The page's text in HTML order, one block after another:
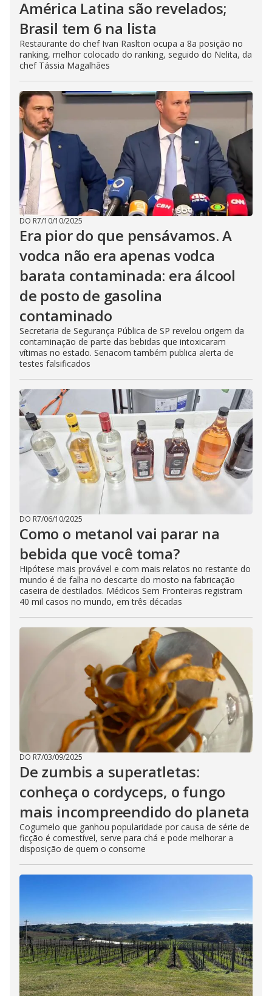
América Latina são revelados;
Brasil tem 6 na lista
Restaurante do chef Ivan Raslton ocupa a 8a posição no
ranking, melhor colocado do ranking, seguido do Nelita, da
chef Tássia Magalhães
DO R7/10/10/2025
Era pior do que pensávamos. A
vodca não era apenas vodca
barata contaminada: era álcool
de posto de gasolina
contaminado
Secretaria de Segurança Pública de SP revelou origem da
contaminação de parte das bebidas que intoxicaram
vítimas no estado. Senacom também publica alerta de
testes falsificados
DO R7/06/10/2025
Como o metanol vai parar na
bebida que você toma?
Hipótese mais provável e com mais relatos no restante do
mundo é de falha no descarte do mosto na fabricação
caseira de destilados. Médicos Sem Fronteiras registram
40 mil casos no mundo, em três décadas
DO R7/03/09/2025
De zumbis a superatletas:
conheça o cordyceps, o fungo
mais incompreendido do planeta
Cogumelo que ganhou popularidade por causa de série de
ficção é comestível, serve para chá e pode melhorar a
disposição de quem o consome